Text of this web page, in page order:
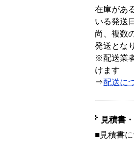
在庫があ
いる発送
尚、複数
発送とな
※配送業
けます
⇒配送に
見積書
■見積書